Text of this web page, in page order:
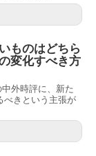
ものはどちら
変化すべき方
外時評に、新た
べきという主張が